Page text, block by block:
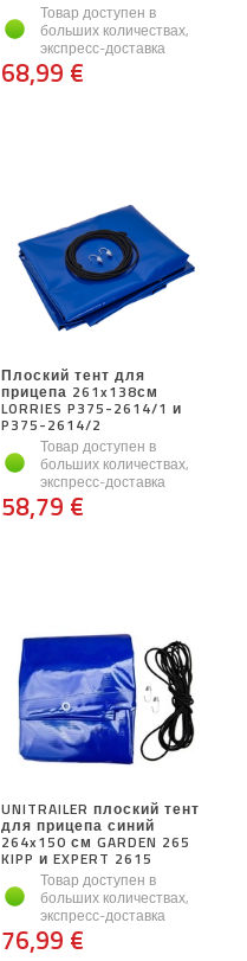
Товар доступен в
больших количествах,
экспресс-доставка
68,99 €
Плоский тент для
прицепа 261x138см
LORRIES P375-2614/1 и
P375-2614/2
Товар доступен в
больших количествах,
экспресс-доставка
58,79 €
UNITRAILER плоский тент
для прицепа синий
264x150 см GARDEN 265
KIPP и EXPERT 2615
Товар доступен в
больших количествах,
экспресс-доставка
76,99 €